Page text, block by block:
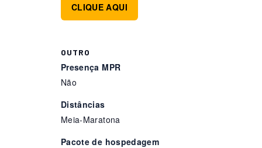
CLIQUE AQUI
OUTRO
Presença MPR
Não
Distâncias
Meia-Maratona
Pacote de hospedagem